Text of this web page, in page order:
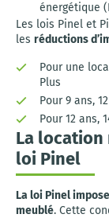
énergétique
Les lois Pinel et
les réductions
Pour une
Plus
Pour 9 ans,
Pour 12 ans,
La location
loi Pinel
La loi Pinel
meublé. Cette